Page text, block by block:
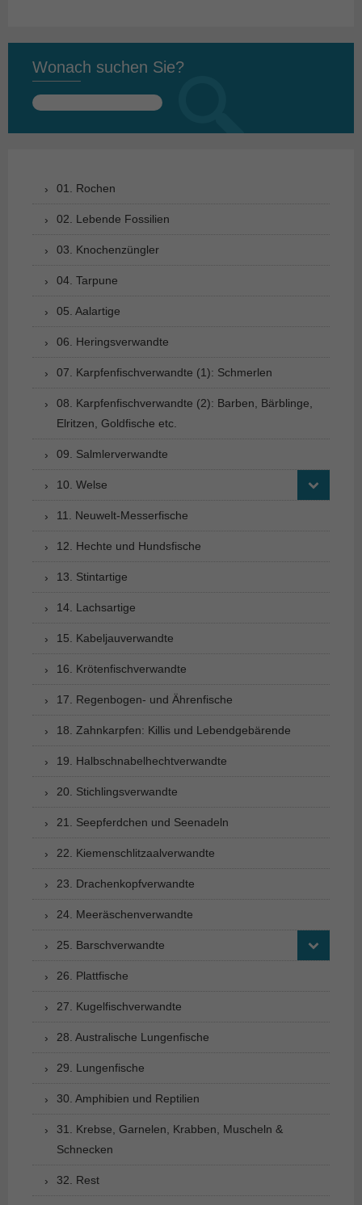
Wonach suchen Sie?
Suchen
01. Rochen
02. Lebende Fossilien
03. Knochenzüngler
04. Tarpune
05. Aalartige
06. Heringsverwandte
07. Karpfenfischverwandte (1): Schmerlen
08. Karpfenfischverwandte (2): Barben, Bärblinge,
Elritzen, Goldfische etc.
09. Salmlerverwandte
10. Welse
11. Neuwelt-Messerfische
12. Hechte und Hundsfische
13. Stintartige
14. Lachsartige
15. Kabeljauverwandte
16. Krötenfischverwandte
17. Regenbogen- und Ährenfische
18. Zahnkarpfen: Killis und Lebendgebärende
19. Halbschnabelhechtverwandte
20. Stichlingsverwandte
21. Seepferdchen und Seenadeln
22. Kiemenschlitzaalverwandte
23. Drachenkopfverwandte
24. Meeräschenverwandte
25. Barschverwandte
26. Plattfische
27. Kugelfischverwandte
28. Australische Lungenfische
29. Lungenfische
30. Amphibien und Reptilien
31. Krebse, Garnelen, Krabben, Muscheln &
Schnecken
32. Rest